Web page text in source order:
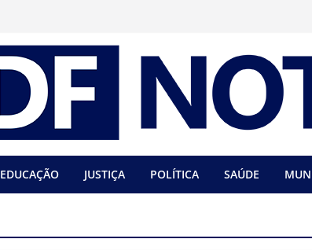
EDUCAÇÃO JUSTIÇA POLÍTICA SAÚDE